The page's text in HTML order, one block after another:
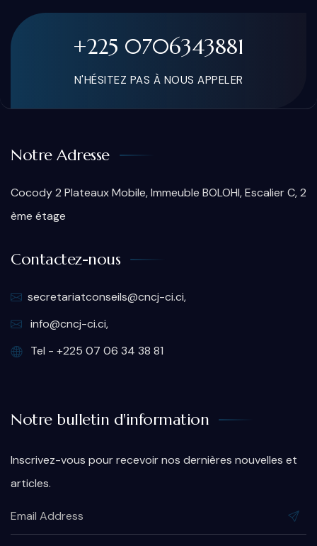
+225 0706343881
N'HÉSITEZ PAS À NOUS APPELER
Notre Adresse
Cocody 2 Plateaux Mobile, Immeuble BOLOHI, Escalier C, 2
ème étage
Contactez-nous
secretariatconseils@cncj-ci.ci,
info@cncj-ci.ci,
Tel - +225 07 06 34 38 81
Notre bulletin d'information
Inscrivez-vous pour recevoir nos dernières nouvelles et
articles.